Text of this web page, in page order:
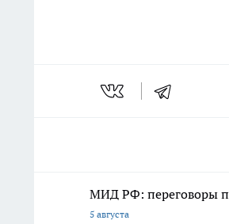
МИД РФ: переговоры
5 августа